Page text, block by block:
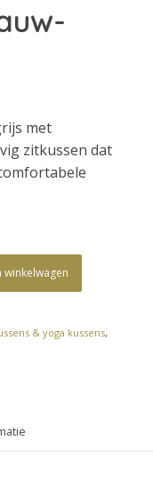
met
zitkussen dat
winkelwagen
& yoga kussens,